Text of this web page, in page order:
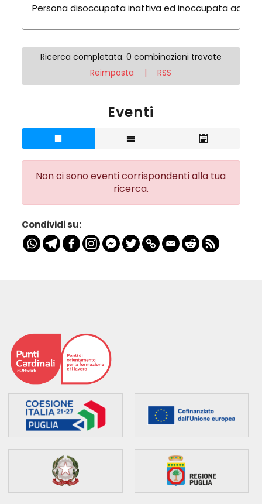
Ricerca completata. 0 combinazioni trovate
Reimposta
| RSS
Eventi
Non ci sono eventi corrispondenti alla tua
ricerca.
Condividi su: